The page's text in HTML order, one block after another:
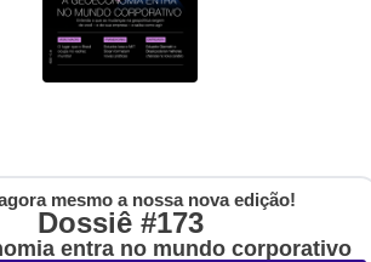
mesmo a nossa nova edição!
Dossiê #173
entra no mundo corporativo